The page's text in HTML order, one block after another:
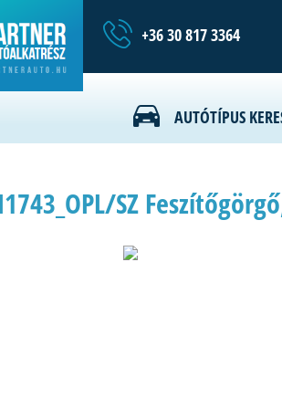
+36 30 817 3364
AUTÓTÍPUS
SZ